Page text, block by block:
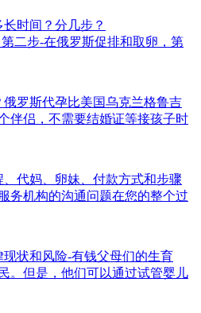
时间？分几步？
二步-在俄罗斯促排和取卵，第
罗斯代孕比美国乌克兰格鲁吉
伴侣，不需要结婚证等接孩子时
代妈、卵妹、付款方式和步骤
务机构的沟通问题在您的整个过
状和风险-有钱父母们的生育
。但是，他们可以通过试管婴儿